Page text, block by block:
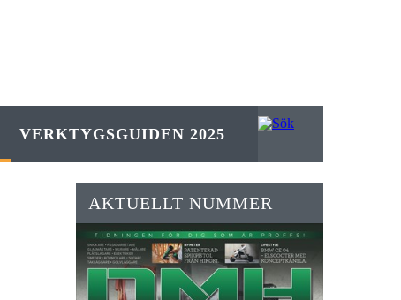
VERKTYGSGUIDEN 2025
AKTUELLT NUMMER